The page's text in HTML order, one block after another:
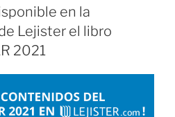
en la
Lejister el libro
2021